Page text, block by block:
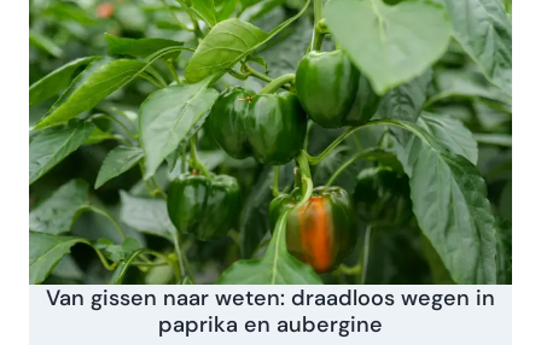
Van gissen naar weten: draadloos wegen in
paprika en aubergine